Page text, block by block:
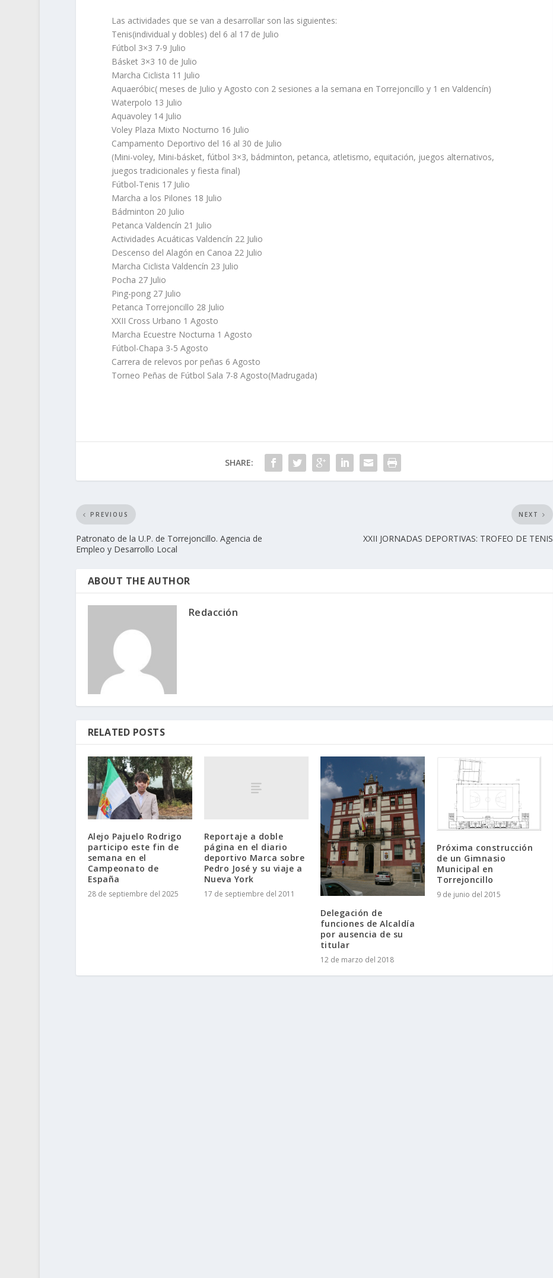
Las actividades que se van a desarrollar son las siguientes:
Tenis(individual y dobles) del 6 al 17 de Julio
Fútbol 3×3 7-9 Julio
Básket 3×3 10 de Julio
Marcha Ciclista 11 Julio
Aquaeróbic( meses de Julio y Agosto con 2 sesiones a la semana en Torrejoncillo y 1 en Valdencín)
Waterpolo 13 Julio
Aquavoley 14 Julio
Voley Plaza Mixto Nocturno 16 Julio
Campamento Deportivo del 16 al 30 de Julio
(Mini-voley, Mini-básket, fútbol 3×3, bádminton, petanca, atletismo, equitación, juegos alternativos,
juegos tradicionales y fiesta final)
Fútbol-Tenis 17 Julio
Marcha a los Pilones 18 Julio
Bádminton 20 Julio
Petanca Valdencín 21 Julio
Actividades Acuáticas Valdencín 22 Julio
Descenso del Alagón en Canoa 22 Julio
Marcha Ciclista Valdencín 23 Julio
Pocha 27 Julio
Ping-pong 27 Julio
Petanca Torrejoncillo 28 Julio
XXII Cross Urbano 1 Agosto
Marcha Ecuestre Nocturna 1 Agosto
Fútbol-Chapa 3-5 Agosto
Carrera de relevos por peñas 6 Agosto
Torneo Peñas de Fútbol Sala 7-8 Agosto(Madrugada)
SHARE:
PREVIOUS
Patronato de la U.P. de Torrejoncillo. Agencia de
Empleo y Desarrollo Local
NEXT
XXII JORNADAS DEPORTIVAS: TROFEO DE TENIS
ABOUT THE AUTHOR
Redacción
RELATED POSTS
Alejo Pajuelo Rodrigo
participo este fin de
semana en el
Campeonato de
España
28 de septiembre del 2025
Reportaje a doble
página en el diario
deportivo Marca sobre
Pedro José y su viaje a
Nueva York
17 de septiembre del 2011
Delegación de
funciones de Alcaldía
por ausencia de su
titular
12 de marzo del 2018
Próxima construcción
de un Gimnasio
Municipal en
Torrejoncillo
9 de junio del 2015